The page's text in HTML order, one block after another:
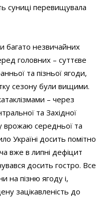
суниці перевищувала
багато незвичайних
головних – суттєве
та пізньої ягоди,
сезону були вищими.
– через
та Західної
врожаю середньої та
Україні досить помітно
вже в липні дефіцит
досить гостро. Все
на пізню ягоду і,
зацікавленість до